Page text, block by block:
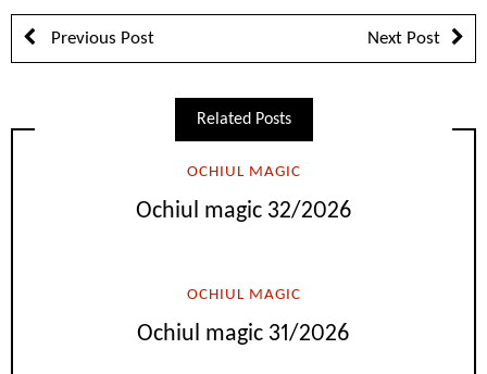
Previous Post Next Post
Related Posts
OCHIUL MAGIC
Ochiul magic 32/2026
OCHIUL MAGIC
Ochiul magic 31/2026